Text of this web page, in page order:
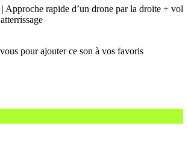
Approche rapide d’un drone par la droite + vol